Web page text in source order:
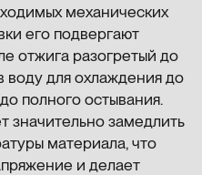
механических
его подвергают
отжига разогретый до
для охлаждения до
полного остывания.
значительно замедлить
материала, что
и делает